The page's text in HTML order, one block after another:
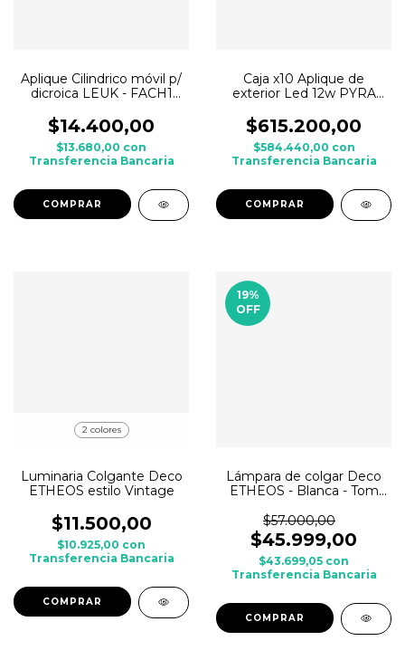
Aplique Cilindrico móvil p/
dicroica LEUK - FACH1
$14.400,00
$13.680,00 con
Transferencia Bancaria
Caja x10 Aplique de
exterior Led 12w PYRA
Aluminio
$615.200,00
$584.440,00 con
Transferencia Bancaria
2 colores
Luminaria Colgante Deco
ETHEOS estilo Vintage
$11.500,00
$10.925,00 con
Transferencia Bancaria
COMPRAR
19%
OFF
Lámpara de colgar Deco
ETHEOS - Blanca - Tom
$57.000,00
$45.999,00
$43.699,05 con
Transferencia Bancaria